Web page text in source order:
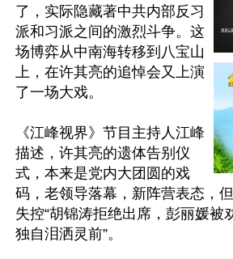
了，实际隐藏著中共内部反习
派和习派之间的激烈斗争。这
场博弈从中南海转移到八宝山
上，在许其亮的追悼会又上演
了一场大戏。
《江峰视界》节目主持人江峰
描述，许其亮的遗体告别仪
式，本来是党内大团圆的戏
码，老领导落幕，新阵营表态，
失控“胡锦涛拒绝出席，彭丽媛被
独自泪洒灵前”。